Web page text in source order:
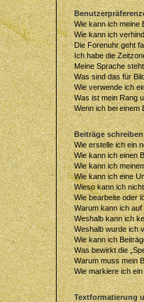
Wie kann ich meine
Wie kann ich
Die Forenuhr geht
Ich habe die
Meine Sprache
Was sind das für
Wie verwende ich
Was ist mein Rang
Wenn ich bei einem
Beiträge schreiben
Wie erstelle ich ein
Wie kann ich einen
Wie kann ich
Wie kann ich eine
Wieso kann ich
Wie bearbeite oder
Warum kann ich
Weshalb kann ich
Weshalb wurde ich
Wie kann ich
Was bewirkt die
Warum muss mein
Wie markiere ich
Textformatierung